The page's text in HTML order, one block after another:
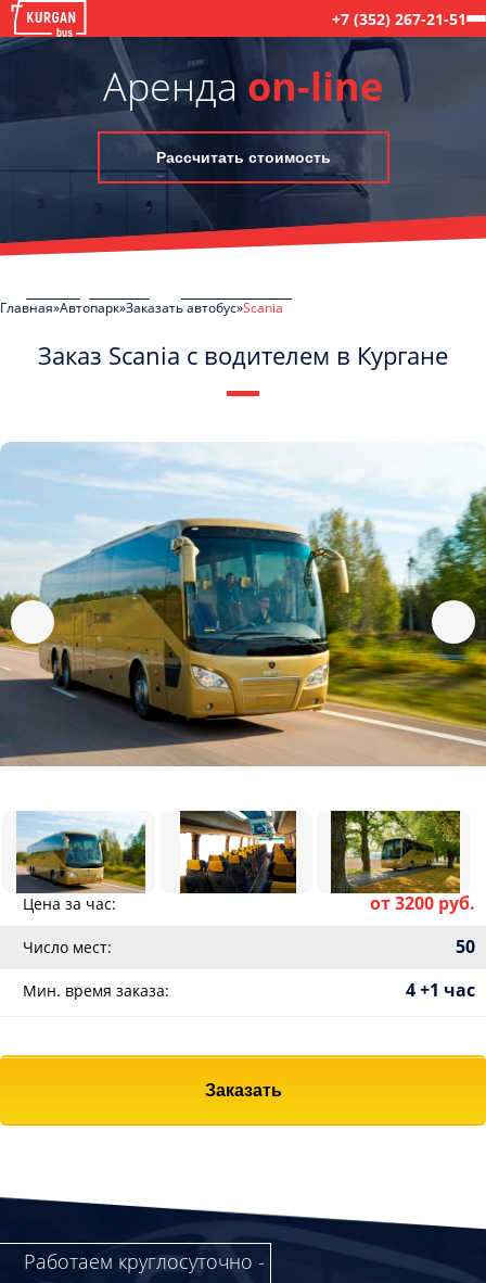
+7 (352) 267-21-51
Аренда on-line
Рассчитать стоимость
Главная Автопарк Заказать автобус Scania
Заказ Scania с водителем в Кургане
Цена за час: от 3200 руб.
Число мест: 50
Мин. время заказа: 4 +1 час
Заказать
Работаем круглосуточно -
обработку моих Персональных данных